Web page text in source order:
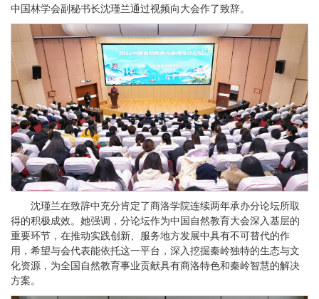
中国林学会副秘书长沈瑾兰通过视频向大会作了致辞。
沈瑾兰在致辞中充分肯定了商洛学院连续两年承办分论坛所取
得的积极成效。她强调，分论坛作为中国自然教育大会深入基层的
重要环节，在推动实践创新、服务地方发展中具有不可替代的作
用，希望与会代表能依托这一平台，深入挖掘秦岭独特的生态与文
化资源，为全国自然教育事业贡献具有商洛特色和秦岭智慧的解决
方案。